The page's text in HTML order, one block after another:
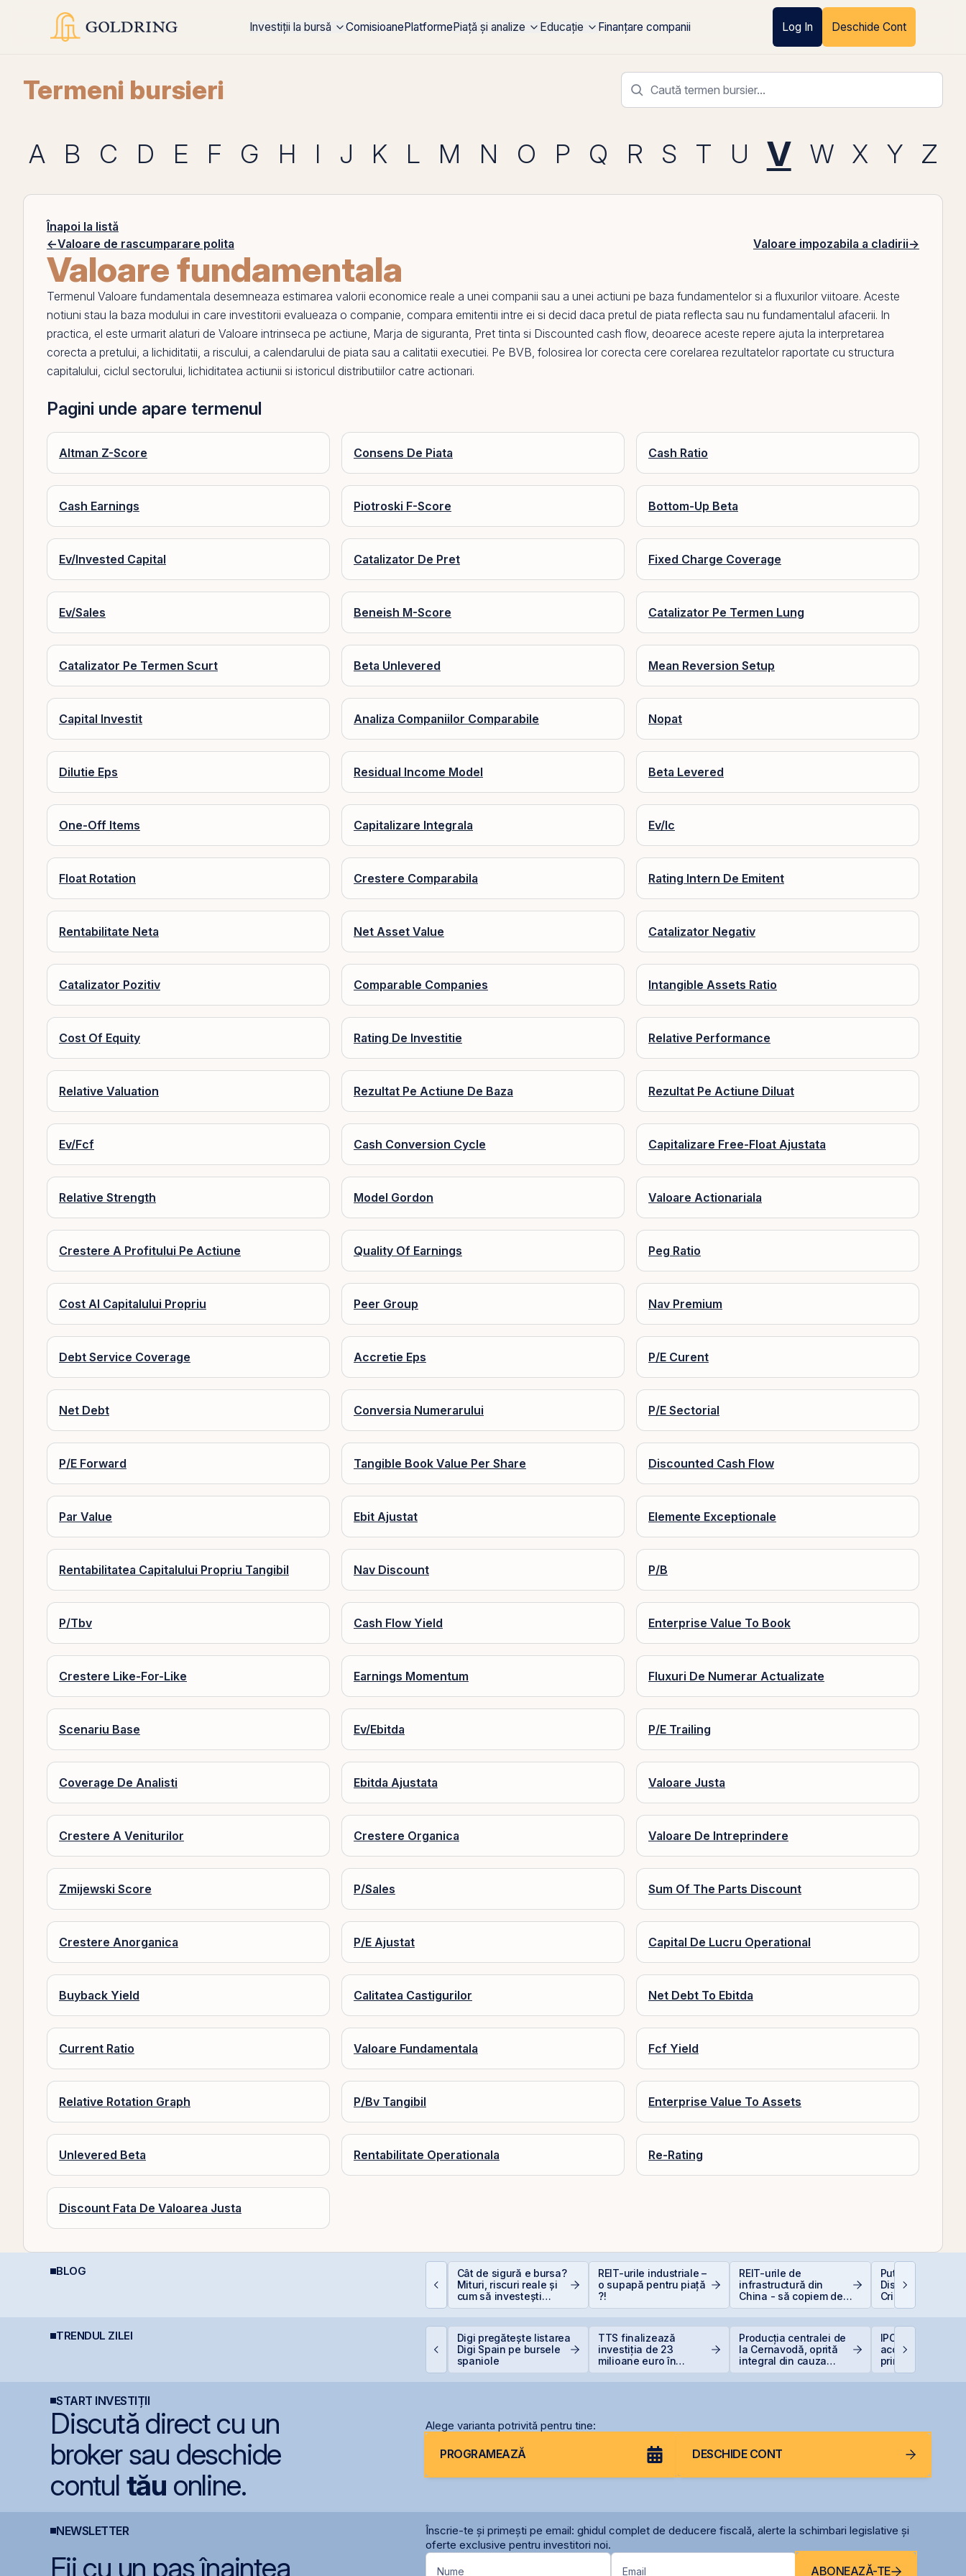
Investiții la bursă ComisioanePlatformePiață și analize Educație Finanțare companii Log In Deschide Cont
Termeni bursieri
A B C D E F G H I J K L M N O P Q R S T U V W X Y Z
Înapoi la listă
←Valoare de rascumparare polita Valoare impozabila a cladirii→
Valoare fundamentala
Termenul Valoare fundamentala desemneaza estimarea valorii economice reale a unei companii sau a unei actiuni pe baza fundamentelor si a fluxurilor viitoare. Aceste
notiuni stau la baza modului in care investitorii evalueaza o companie, compara emitentii intre ei si decid daca pretul de piata reflecta sau nu fundamentalul afacerii. In
practica, el este urmarit alaturi de Valoare intrinseca pe actiune, Marja de siguranta, Pret tinta si Discounted cash flow, deoarece aceste repere ajuta la interpretarea
corecta a pretului, a lichiditatii, a riscului, a calendarului de piata sau a calitatii executiei. Pe BVB, folosirea lor corecta cere corelarea rezultatelor raportate cu structura
capitalului, ciclul sectorului, lichiditatea actiunii si istoricul distributiilor catre actionari.
Pagini unde apare termenul
Altman Z-Score Consens De Piata Cash Ratio
Cash Earnings Piotroski F-Score Bottom-Up Beta
Ev/Invested Capital Catalizator De Pret Fixed Charge Coverage
Ev/Sales Beneish M-Score Catalizator Pe Termen Lung
Catalizator Pe Termen Scurt Beta Unlevered Mean Reversion Setup
Capital Investit Analiza Companiilor Comparabile Nopat
Dilutie Eps Residual Income Model Beta Levered
One-Off Items Capitalizare Integrala Ev/Ic
Float Rotation Crestere Comparabila Rating Intern De Emitent
Rentabilitate Neta Net Asset Value Catalizator Negativ
Catalizator Pozitiv Comparable Companies Intangible Assets Ratio
Cost Of Equity Rating De Investitie Relative Performance
Relative Valuation Rezultat Pe Actiune De Baza Rezultat Pe Actiune Diluat
Ev/Fcf Cash Conversion Cycle Capitalizare Free-Float Ajustata
Relative Strength Model Gordon Valoare Actionariala
Crestere A Profitului Pe Actiune Quality Of Earnings Peg Ratio
Cost Al Capitalului Propriu Peer Group Nav Premium
Debt Service Coverage Accretie Eps P/E Curent
Net Debt Conversia Numerarului P/E Sectorial
P/E Forward Tangible Book Value Per Share Discounted Cash Flow
Par Value Ebit Ajustat Elemente Exceptionale
Rentabilitatea Capitalului Propriu Tangibil Nav Discount P/B
P/Tbv Cash Flow Yield Enterprise Value To Book
Crestere Like-For-Like Earnings Momentum Fluxuri De Numerar Actualizate
Scenariu Base Ev/Ebitda P/E Trailing
Coverage De Analisti Ebitda Ajustata Valoare Justa
Crestere A Veniturilor Crestere Organica Valoare De Intreprindere
Zmijewski Score P/Sales Sum Of The Parts Discount
Crestere Anorganica P/E Ajustat Capital De Lucru Operational
Buyback Yield Calitatea Castigurilor Net Debt To Ebitda
Current Ratio Valoare Fundamentala Fcf Yield
Relative Rotation Graph P/Bv Tangibil Enterprise Value To Assets
Unlevered Beta Rentabilitate Operationala Re-Rating
Discount Fata De Valoarea Justa
BLOG
REIT-urile hoteliere –
Cât de sigură e bursa?
Mituri, riscuri reale și
cum să investești
inteligent
REIT-urile industriale –
o supapă pentru piață
?!
REIT-urile de
infrastructură din
China - să copiem de
la cel ce copiază?!
Puterea retail-
Discount-ul IPO-
Cris-Tim atrage
subscrieri de
capitalizarea
a companiei
TRENDUL ZILEI
BET atinge un nou
Digi pregătește listarea
Digi Spain pe bursele
spaniole
TTS finalizează
investiția de 23
milioane euro în
Producția centralei de
la Cernavodă, oprită
integral din cauza
IPO-ul Digi Spain
acoperit integral
prima zi
START INVESTIȚII
Discută direct cu un
broker sau deschide
contul tău online.
Alege varianta potrivită pentru tine:
PROGRAMEAZĂ DESCHIDE CONT
NEWSLETTER
Înscrie-te și primești pe email: ghidul complet de deducere fiscală, alerte la schimbari legislative și
oferte exclusive pentru investitori noi.
Fii cu un pas înaintea Nume Email ABONEAZĂ-TE